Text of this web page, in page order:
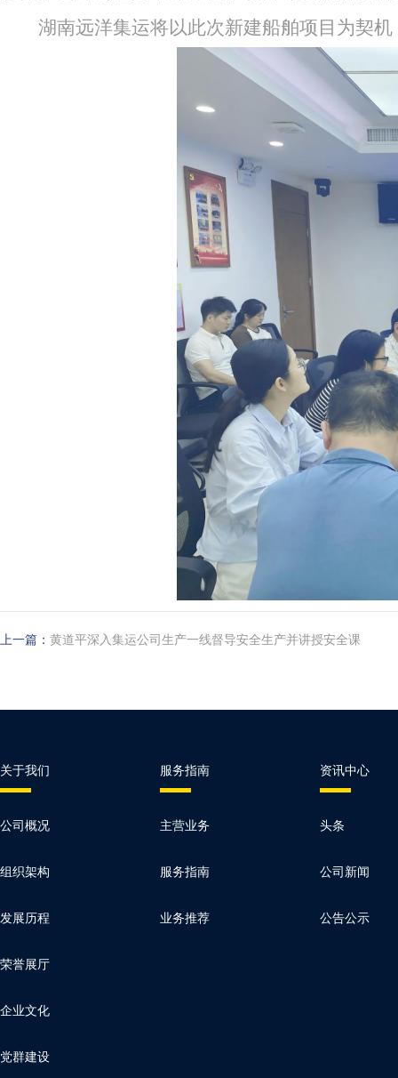
湖南远洋集运将以此次新建船舶项目为契
上一篇： 黄道平深入集运公司生产一线督导安全生产并讲授安全课
关于我们 服务指南 资讯中心
公司概况 主营业务 头条
组织架构 服务指南 公司新闻
发展历程 业务推荐 公告公示
荣誉展厅
企业文化
党群建设